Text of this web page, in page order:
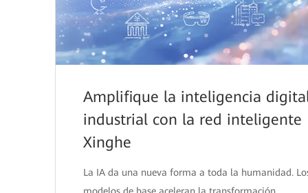
Amplifique la inteligencia
industrial con la red inteligente
Xinghe
La IA da una nueva forma a toda la humanidad.